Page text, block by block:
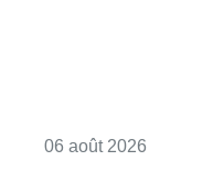
06 août 2026